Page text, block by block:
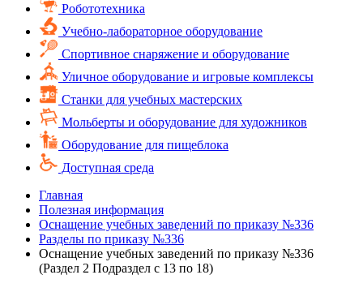
Робототехника
Учебно-лабораторное оборудование
Спортивное снаряжение и оборудование
Уличное оборудование и игровые комплексы
Cтанки для учебных мастерских
Мольберты и оборудование для художников
Оборудование для пищеблока
Доступная среда
Главная
Полезная информация
Оснащение учебных заведений по приказу №336
Разделы по приказу №336
Оснащение учебных заведений по приказу №336
(Раздел 2 Подраздел с 13 по 18)